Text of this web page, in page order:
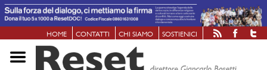
HOME CONTATTI CHI SIAMO SOSTIENICI